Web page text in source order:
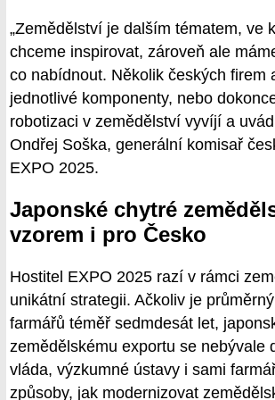
„Zemědělství je dalším tématem, ve
chceme inspirovat, zároveň ale
co nabídnout. Několik českých firem
jednotlivé komponenty, nebo
robotizaci v zemědělství vyvíjí a
Ondřej Soška, generální komisař
EXPO 2025.
Japonské chytré
vzorem i pro Česko
Hostitel EXPO 2025 razí v rámci
unikátní strategii. Ačkoliv je
farmářů téměř sedmdesát let,
zemědělskému exportu se nebývale
vláda, výzkumné ústavy i sami
způsoby, jak modernizovat